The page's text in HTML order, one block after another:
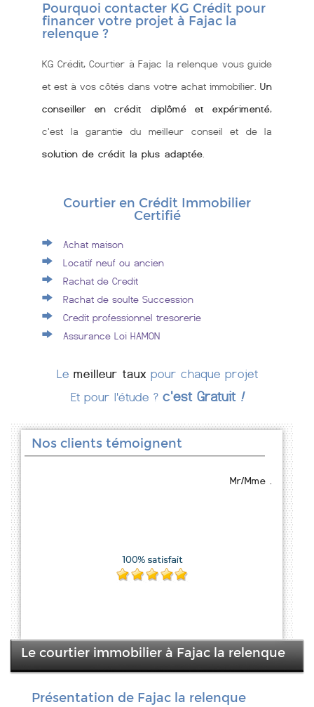
Pourquoi contacter KG Crédit pour
financer votre projet à Fajac la
relenque ?
KG Crédit, Courtier à Fajac la relenque vous guide
et est à vos côtés dans votre achat immobilier. Un
conseiller en crédit diplômé et expérimenté,
c'est la garantie du meilleur conseil et de la
solution de crédit la plus adaptée
Courtier en Crédit Immobilier
Certifié
Achat maison
Locatif neuf ou ancien
Rachat de Credit
Rachat de soulte Succession
Credit professionnel tresorerie
Assurance Loi HAMON
Le meilleur taux pour chaque projet
Et pour l'étude ? c'est Gratuit !
Nos clients témoignent
Mr/Mme .
Le courtier immobilier à Fajac la relenque
Présentation de Fajac la relenque